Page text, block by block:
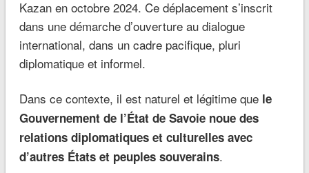
Kazan en octobre 2024. Ce déplacement s’inscrit
dans une démarche d’ouverture au dialogue
international, dans un cadre pacifique, pluri
diplomatique et informel.
Dans ce contexte, il est naturel et légitime que le
Gouvernement de l’État de Savoie noue des
relations diplomatiques et culturelles avec
d’autres États et peuples souverains.